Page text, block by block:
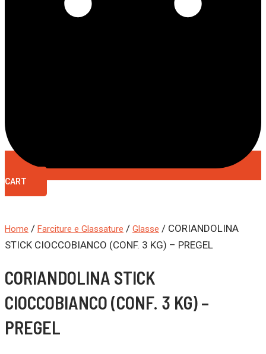
CART
Home / Farciture e Glassature / Glasse / CORIANDOLINA
STICK CIOCCOBIANCO (CONF. 3 KG) – PREGEL
CORIANDOLINA STICK
CIOCCOBIANCO (CONF. 3 KG) –
PREGEL